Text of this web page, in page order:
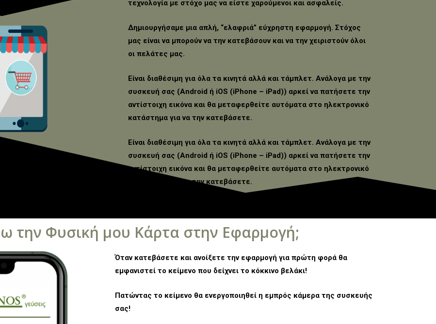
τεχνολογία με στόχο μας να είστε χαρούμενοι και ασφαλείς.
Δημιουργήσαμε μια απλή, “ελαφριά” εύχρηστη εφαρμογή. Στόχος
μας είναι να μπορούν να την κατεβάσουν και να την χειριστούν όλοι
οι πελάτες μας.
Είναι διαθέσιμη για όλα τα κινητά αλλά και τάμπλετ. Ανάλογα με την
συσκευή σας (Android ή iOS (iPhone – iPad)) αρκεί να πατήσετε την
αντίστοιχη εικόνα και θα μεταφερθείτε αυτόματα στο ηλεκτρονικό
κατάστημα για να την κατεβάσετε.
Είναι διαθέσιμη για όλα τα κινητά αλλά και τάμπλετ. Ανάλογα με την
συσκευή σας (Android ή iOS (iPhone – iPad)) αρκεί να πατήσετε την
αντίστοιχη εικόνα και θα μεταφερθείτε αυτόματα στο ηλεκτρονικό
κατάστημα για να την κατεβάσετε.
την Φυσική μου Κάρτα στην Εφαρμογή;
Όταν κατεβάσετε και ανοίξετε την εφαρμογή για πρώτη φορά θα
εμφανιστεί το κείμενο που δείχνει το κόκκινο βελάκι!
Πατώντας το κείμενο θα ενεργοποιηθεί η εμπρός κάμερα της συσκευής
σας!